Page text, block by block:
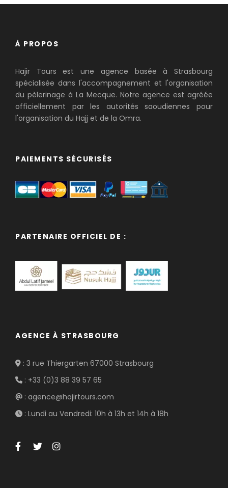
À PROPOS
Hajir Tours est une agence basée à Strasbourg
spécialisée dans l'accompagnement et l'organisation
du pèlerinage à La Mecque. Notre agence est agréée
officiellement par les autorités saoudiennes pour
l'organisation du Hajj et de la Omra.
PAIEMENTS SÉCURISÉS
PARTENAIRE OFFICIEL DE :
AGENCE À STRASBOURG
: 3 rue Thiergarten 67000 Strasbourg
: +33 (0)3 88 39 57 65
: agence@hajirtours.com
: Lundi au Vendredi: 10h à 13h et 14h à 18h